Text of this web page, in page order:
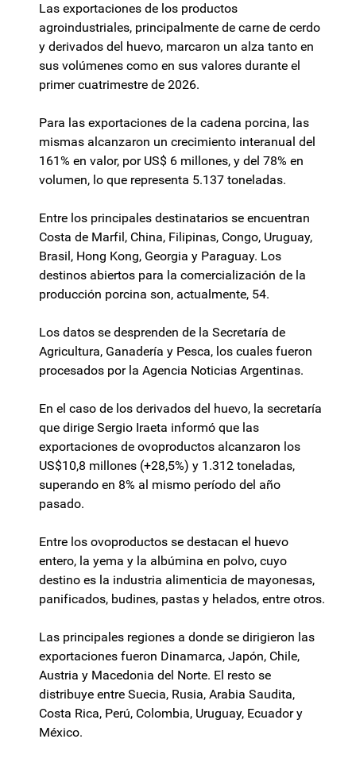
Las exportaciones de los productos
agroindustriales, principalmente de carne de cerdo
y derivados del huevo, marcaron un alza tanto en
sus volúmenes como en sus valores durante el
primer cuatrimestre de 2026.
Para las exportaciones de la cadena porcina, las
mismas alcanzaron un crecimiento interanual del
161% en valor, por US$ 6 millones, y del 78% en
volumen, lo que representa 5.137 toneladas.
Entre los principales destinatarios se encuentran
Costa de Marfil, China, Filipinas, Congo, Uruguay,
Brasil, Hong Kong, Georgia y Paraguay. Los
destinos abiertos para la comercialización de la
producción porcina son, actualmente, 54.
Los datos se desprenden de la Secretaría de
Agricultura, Ganadería y Pesca, los cuales fueron
procesados por la Agencia Noticias Argentinas.
En el caso de los derivados del huevo, la secretaría
que dirige Sergio Iraeta informó que las
exportaciones de ovoproductos alcanzaron los
US$10,8 millones (+28,5%) y 1.312 toneladas,
superando en 8% al mismo período del año
pasado.
Entre los ovoproductos se destacan el huevo
entero, la yema y la albúmina en polvo, cuyo
destino es la industria alimenticia de mayonesas,
panificados, budines, pastas y helados, entre otros.
Las principales regiones a donde se dirigieron las
exportaciones fueron Dinamarca, Japón, Chile,
Austria y Macedonia del Norte. El resto se
distribuye entre Suecia, Rusia, Arabia Saudita,
Costa Rica, Perú, Colombia, Uruguay, Ecuador y
México.